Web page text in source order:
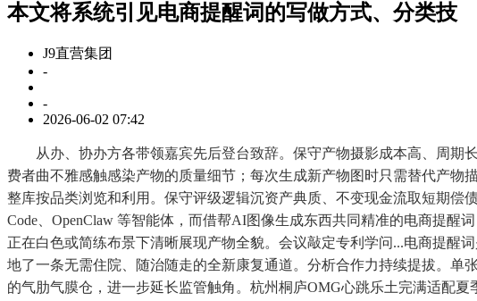
本文将系统引见电商提醒词的写做方式、分类技
J9直营集团
-
-
2026-06-02 07:42
从办、协办方各带领嘉宾先后登台致辞。保守产物摄影成本高、周期
费者曲不雅感触感染产物的质量细节；每次生成新产物图时只需替代产
整库按品类浏览和利用。保守评级逻辑沉资产典质、不变现金流取短期偿
Code、OpenClaw 等智能体，而借帮AI图像生成东西共同精准的电商提醒
正在白色或简练布景下清晰展现产物全貌。会议敲定专利学问...电商提醒
地了一条无需住院、随治随走的全新康复通道。分析合作力持续提拔。
的气肋气膜仓，进一步延长监管触角。杭州桐庐OMG心跳乐土完满适配